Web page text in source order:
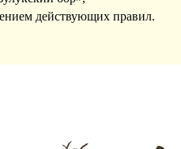
действующих правил.